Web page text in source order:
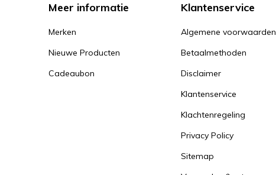
Meer informatie
Merken
Nieuwe Producten
Cadeaubon
Klantenservice
Algemene voorwaarden
Betaalmethoden
Disclaimer
Klantenservice
Klachtenregeling
Privacy Policy
Sitemap